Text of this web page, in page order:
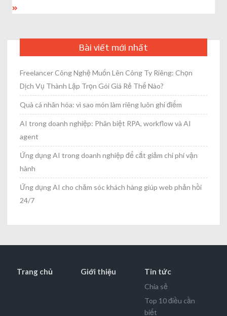
Bài viết mới nhất
Freelancer Công Nghệ Muốn Lên Công Ty Riêng: Chọn
Dịch Vụ Thành Lập Trọn Gói Giá Rẻ Thế Nào?
Quà cá nhân hóa: vì sao món làm riêng luôn ghi điểm
AI trong doanh nghiệp: Phân biệt RPA, workflow và AI
agent
Ứng dụng AI trong doanh nghiệp để cắt giảm chi phí vận
hành
Ứng dụng AI cho chăm sóc khách hàng giúp web phản hồi
24/7
Trang chủ Giới thiệu Tin tức
Chia sẻ
Top 10 điều cần
biết